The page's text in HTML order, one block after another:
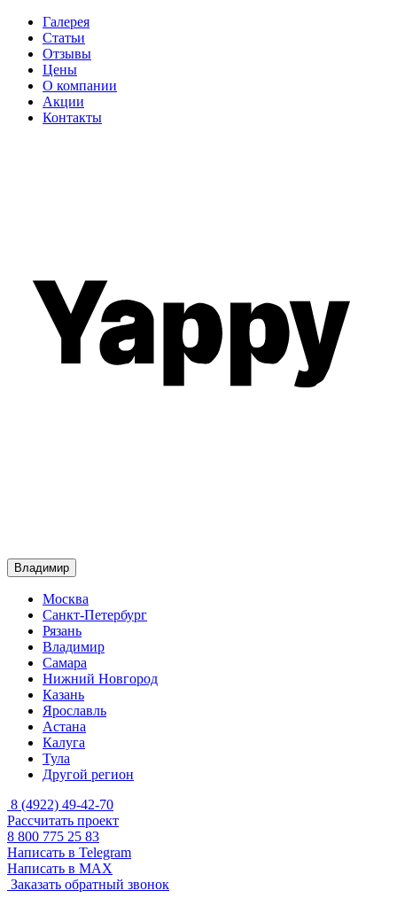
Галерея
Статьи
Отзывы
Цены
О компании
Акции
Контакты
Владимир
Москва
Санкт-Петербург
Рязань
Владимир
Самара
Нижний Новгород
Казань
Ярославль
Астана
Калуга
Тула
Другой регион
8 (4922) 49-42-70
Рассчитать проект
8 800 775 25 83
Написать в Telegram
Написать в MAX
Заказать обратный звонок